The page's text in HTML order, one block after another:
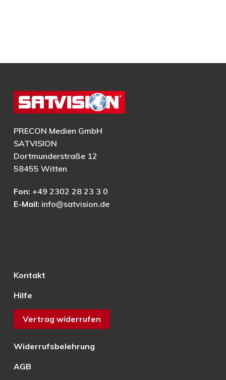
PRECON Medien GmbH
SATVISION
Dortmunderstraße 12
58455 Witten
Fon: +49 2302 28 23 3 0
E-Mail: info@satvision.de
Kontakt
Hilfe
Vertrag widerrufen
Widerrufsbelehrung
AGB